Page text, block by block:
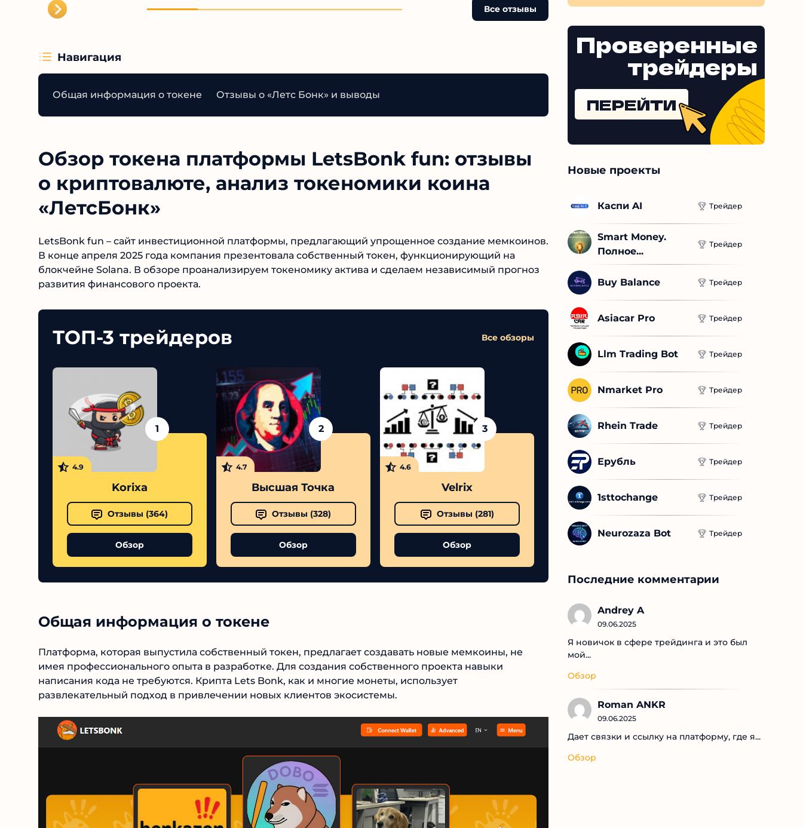
что я туда влез...
Все отзывы
Навигация
Общая информация о токене Отзывы о «Летс Бонк» и выводы
Обзор токена платформы LetsBonk fun: отзывы
о криптовалюте, анализ токеномики коина
«ЛетсБонк»
LetsBonk fun – сайт инвестиционной платформы, предлагающий упрощенное создание
мемкоинов. В конце апреля 2025 года компания презентовала собственный токен,
функционирующий на блокчейне Solana. В обзоре проанализируем токеномику актива и сделаем
независимый прогноз развития финансового проекта.
ТОП-3 трейдеров Все обзоры
1
4.9
Korixa
Отзывы ( 364)
Обзор
2
4.7
Высшая Точка
Отзывы ( 328)
Обзор
4.6
Velrix
Отзывы (281)
Обзор
Общая информация о токене
Платформа, которая выпустила собственный токен, предлагает создавать новые мемкоины, не
имея профессионального опыта в разработке. Для создания собственного проекта навыки
написания кода не требуются. Крипта Lets Bonk, как и многие монеты, использует
развлекательный подход в привлечении новых клиентов экосистемы.
Проверенные
трейдеры
ПЕРЕЙТИ
Новые проекты
Каспи AI Трейдер
Smart Money.
Полное...
Трейдер
Buy Balance Трейдер
Asiacar Pro Трейдер
Llm Trading Bot Трейдер
Nmarket Pro Трейдер
Rhein Trade Трейдер
Ерубль Трейдер
1sttochange Трейдер
Neurozaza Bot Трейдер
Последние комментарии
Andrey A
09.06.2025
Я новичок в сфере трейдинга и это был
мой...
Обзор
Roman ANKR
09.06.2025
Дает связки и ссылку на платформу, где я...
Обзор
№1 В РЕЙТИНГЕ Korixa
Рекомендованэкспертами
Tehnoobzor: высокий ROI, честная
Читать обзор